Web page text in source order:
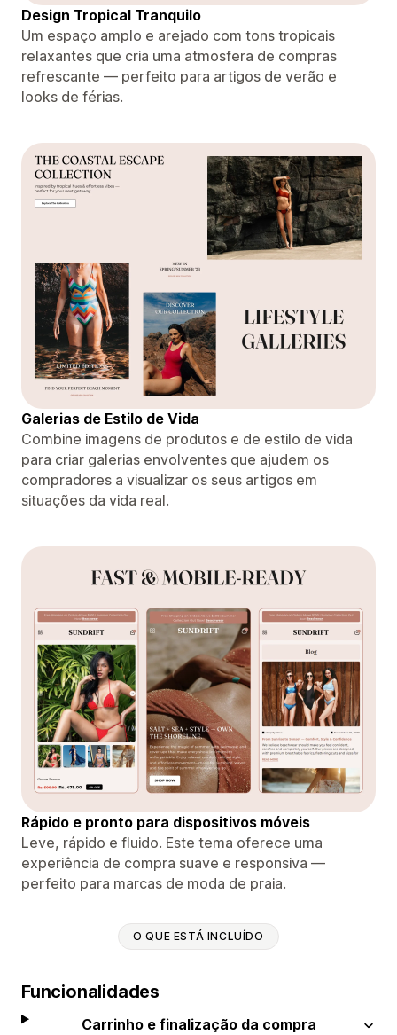
Design Tropical Tranquilo
Um espaço amplo e arejado com tons tropicais
relaxantes que cria uma atmosfera de compras
refrescante — perfeito para artigos de verão e
looks de férias.
Galerias de Estilo de Vida
Combine imagens de produtos e de estilo de vida
para criar galerias envolventes que ajudem os
compradores a visualizar os seus artigos em
situações da vida real.
Rápido e pronto para dispositivos móveis
Leve, rápido e fluido. Este tema oferece uma
experiência de compra suave e responsiva —
perfeito para marcas de moda de praia.
O QUE ESTÁ INCLUÍDO
Funcionalidades
Carrinho e finalização da compra